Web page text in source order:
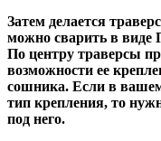
Затем делается
можно сварить в виде
По центру траверсы
возможности ее
сошника. Если в вашем
тип крепления, то
под него.